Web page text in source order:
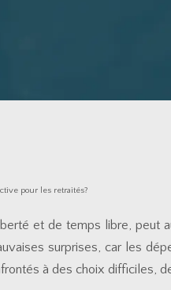
pour les retraités?
et de temps libre, peut
surprises, car les
à des choix difficiles,